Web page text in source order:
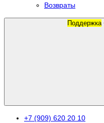
Возвраты
Поддержка
+7 (909) 620 20 10